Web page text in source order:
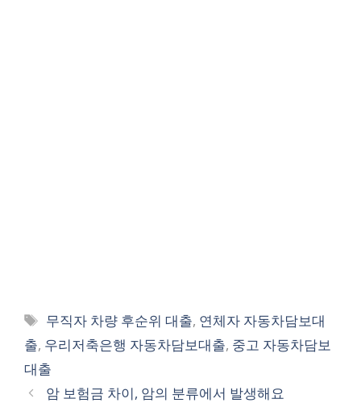
Tags
무직자 차량 후순위 대출, 연체자 자동차담보대
출, 우리저축은행 자동차담보대출, 중고 자동차담보
대출
암 보험금 차이, 암의 분류에서 발생해요